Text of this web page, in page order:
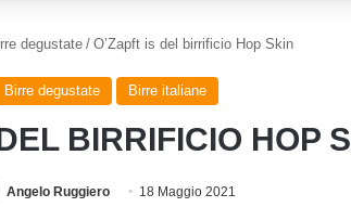
degustate / O’Zapft is del birrificio Hop Skin
Birre degustate Birre italiane
BIRRIFICIO HOP
Angelo Ruggiero 18 Maggio 2021